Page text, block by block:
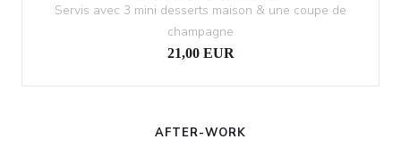
Servis avec 3 mini desserts maison & une coupe de
champagne
21,00 EUR
AFTER-WORK